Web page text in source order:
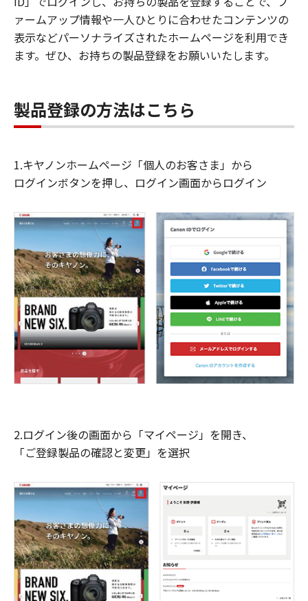
ァームアップ情報や一人ひとりに合わせたコンテンツの
表示などパーソナライズされたホームページを利用でき
ます。ぜひ、お持ちの製品登録をお願いいたします。
製品登録の方法はこちら
1.キヤノンホームページ「個人のお客さま」から
ログインボタンを押し、ログイン画面からログイン
2.ログイン後の画面から「マイページ」を開き、
「ご登録製品の確認と変更」を選択